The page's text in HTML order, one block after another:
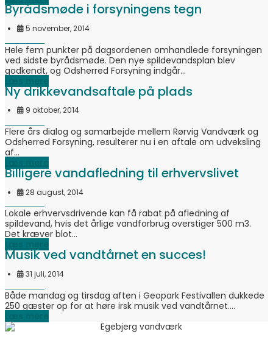
Byrådsmøde i forsyningens tegn
5 november, 2014
Hele fem punkter på dagsordenen omhandlede forsyningen
ved sidste byrådsmøde. Den nye spildevandsplan blev
godkendt, og Odsherred Forsyning indgår...
Ny drikkevandsaftale på plads
9 oktober, 2014
Flere års dialog og samarbejde mellem Rørvig Vandværk og
Odsherred Forsyning, resulterer nu i en aftale om udveksling
af...
Billigere vandafledning til erhvervslivet
28 august, 2014
Lokale erhvervsdrivende kan få rabat på afledning af
spildevand, hvis det årlige vandforbrug overstiger 500 m3.
Det kræver blot...
Musik ved vandtårnet en succes!
31 juli, 2014
Både mandag og tirsdag aften i Geopark Festivallen dukkede
250 gæster op for at høre irsk musik ved vandtårnet....